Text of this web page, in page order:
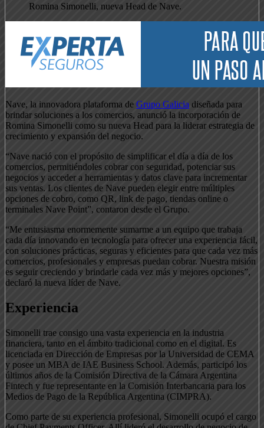
Romina Simonelli, nueva Head de Nave.
Nave, la innovadora plataforma de Grupo Galicia diseñada para
brindar soluciones a los comercios, anunció la incorporación de
Romina Simonelli como su nueva Head para la liderar estrategia de
crecimiento y expansión del negocio.
“Nave nació con el propósito de simplificar el día a día de los
comercios, permitiéndoles cobrar con seguridad, potenciar sus
negocios y acceder a herramientas y datos clave para incrementar
sus ventas. Los clientes de Nave pueden elegir entre múltiples
opciones de cobro, como QR, link de pago, tiendas online o
terminales Nave Point”, contaron desde el Grupo.
“Me entusiasma enormemente sumarme a un equipo que trabaja
cada día innovando en tecnología para ofrecer una experiencia fácil,
con soluciones prácticas, seguras y eficientes para que cada vez más
comercios, profesionales y empresas puedan cobrar. Nuestra misión
es seguir creciendo y brindarle cada vez más y mejores opciones”,
declaró la nueva líder de Nave.
Experiencia
Simonelli trae consigo una vasta experiencia en la industria
financiera, tanto en el ámbito tradicional como en el digital. Es
licenciada en Dirección de Empresas por la Universidad de CEMA
y posee un MBA de IAE Business School. Además, participó los
últimos años de la Comisión Directiva de la Cámara Argentina
Fintech y fue representante en la Comisión Interbancaria para los
Medios de Pago de la República Argentina (CIMPRA).
Como parte de su experiencia profesional, Simonelli ocupó el cargo